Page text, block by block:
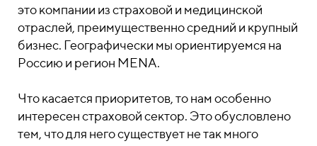
это компании из страховой и медицинской
отраслей, преимущественно средний и крупный
бизнес. Географически мы ориентируемся на
Россию и регион MENA.
Что касается приоритетов, то нам особенно
интересен страховой сектор. Это обусловлено
тем, что для него существует не так много